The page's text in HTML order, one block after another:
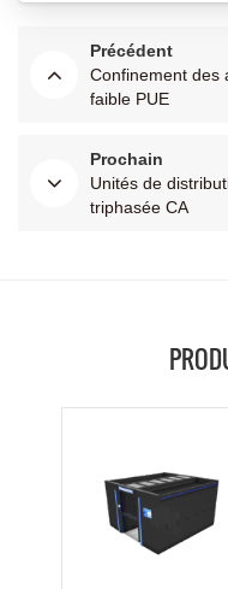
Précédent
Confinement des
faible PUE
Prochain
Unités de
triphasée CA